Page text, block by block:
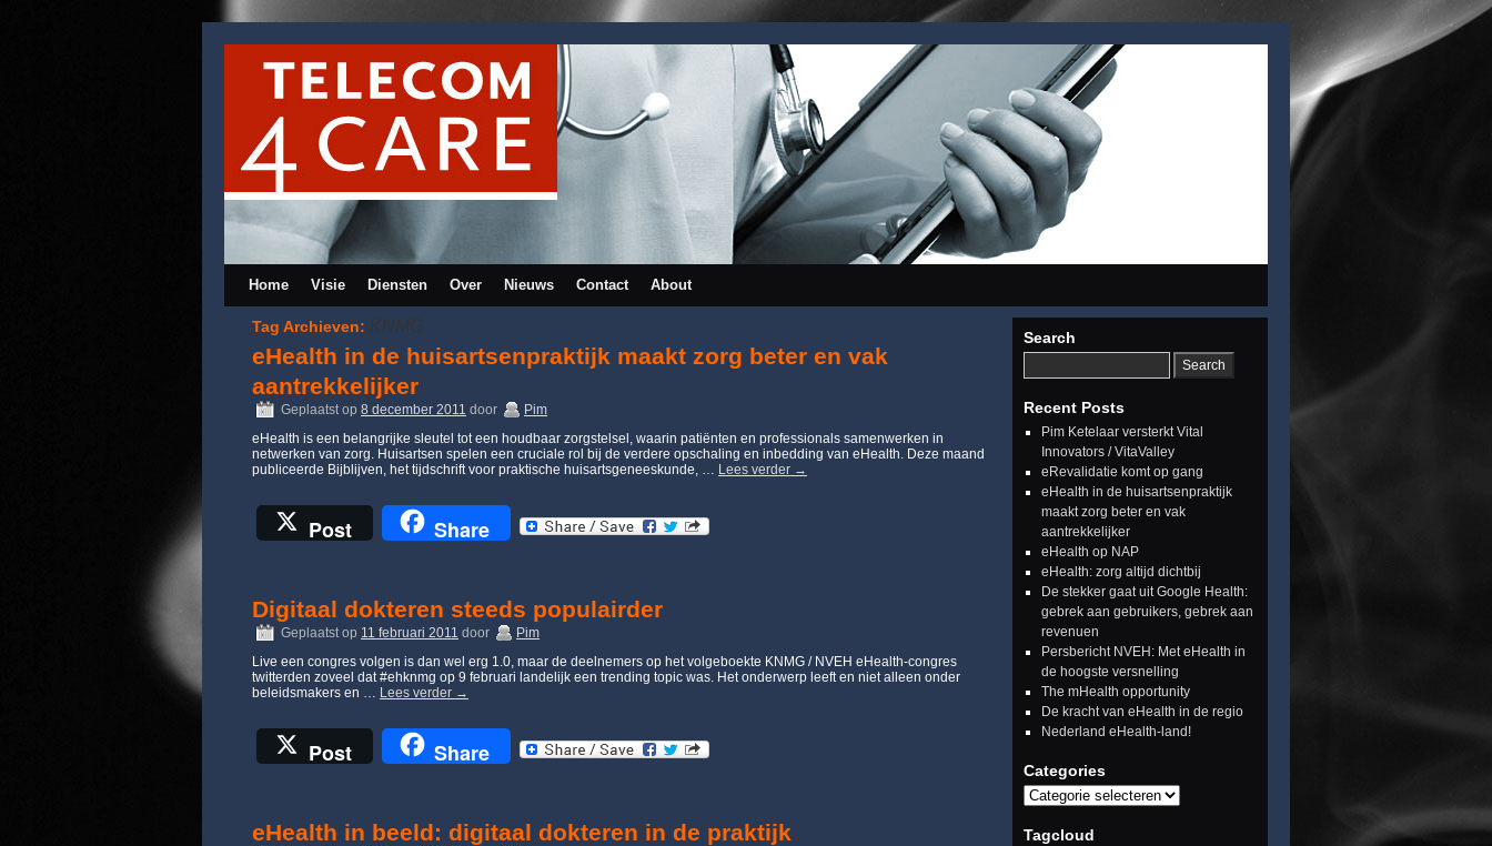
Home Visie Diensten Over Nieuws Contact About
Tag Archieven: KNMG
eHealth in de huisartsenpraktijk maakt zorg beter en vak
aantrekkelijker
Geplaatst op 8 december 2011 door
Pim
eHealth is een belangrijke sleutel tot een houdbaar zorgstelsel, waarin patiënten en professionals samenwerken in
netwerken van zorg. Huisartsen spelen een cruciale rol bij de verdere opschaling en inbedding van eHealth. Deze maand
publiceerde Bijblijven, het tijdschrift voor praktische huisartsgeneeskunde, … Lees verder →
Post Share
Digitaal dokteren steeds populairder
Geplaatst op 11 februari 2011 door
Pim
Live een congres volgen is dan wel erg 1.0, maar de deelnemers op het volgeboekte KNMG / NVEH eHealth-congres
twitterden zoveel dat #ehknmg op 9 februari landelijk een trending topic was. Het onderwerp leeft en niet alleen onder
beleidsmakers en … Lees verder →
Post Share
eHealth in beeld: digitaal dokteren in de praktijk
Search
Recent Posts
Pim Ketelaar versterkt Vital
Innovators / VitaValley
eRevalidatie komt op gang
eHealth in de huisartsenpraktijk
maakt zorg beter en vak
aantrekkelijker
eHealth op NAP
eHealth: zorg altijd dichtbij
De stekker gaat uit Google Health:
gebrek aan gebruikers, gebrek aan
revenuen
Persbericht NVEH: Met eHealth in
de hoogste versnelling
The mHealth opportunity
De kracht van eHealth in de regio
Nederland eHealth-land!
Categories
Tagcloud